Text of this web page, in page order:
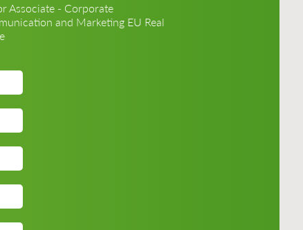
Associate - Corporate
and Marketing EU Real